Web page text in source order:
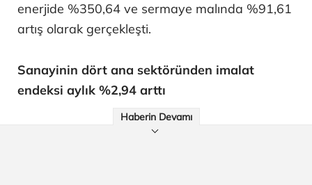
enerjide %350,64 ve sermaye malında %91,61
artış olarak gerçekleşti.
Sanayinin dört ana sektöründen imalat
endeksi aylık %2,94 arttı
Haberin Devamı